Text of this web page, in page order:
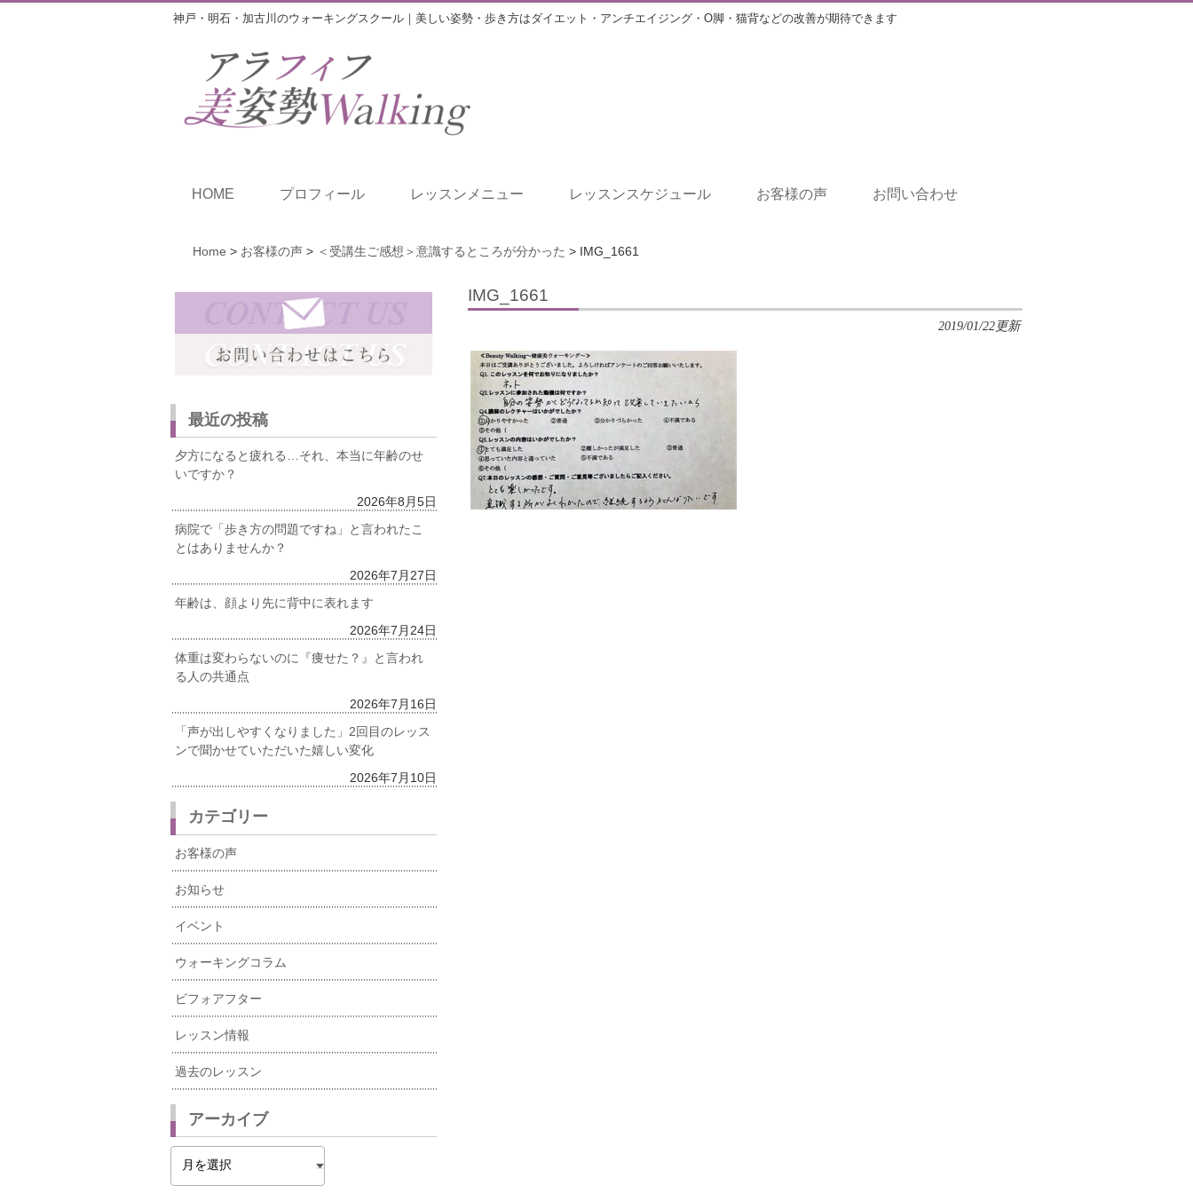
神戸・明石・加古川のウォーキングスクール｜美しい姿勢・歩き方はダイエット・アンチエイジング・O脚・猫背などの改善が期待できます
HOME プロフィール レッスンメニュー レッスンスケジュール お客様の声 お問い合わせ
Home > お客様の声 > ＜受講生ご感想＞意識するところが分かった > IMG_1661
IMG_1661
2019/01/22更新
最近の投稿
夕方になると疲れる…それ、本当に年齢のせ
いですか？
2026年8月5日
病院で「歩き方の問題ですね」と言われたこ
とはありませんか？
2026年7月27日
年齢は、顔より先に背中に表れます
2026年7月24日
体重は変わらないのに『痩せた？』と言われ
る人の共通点
2026年7月16日
「声が出しやすくなりました」2回目のレッス
ンで聞かせていただいた嬉しい変化
2026年7月10日
カテゴリー
お客様の声
お知らせ
イベント
ウォーキングコラム
ビフォアフター
レッスン情報
過去のレッスン
アーカイブ